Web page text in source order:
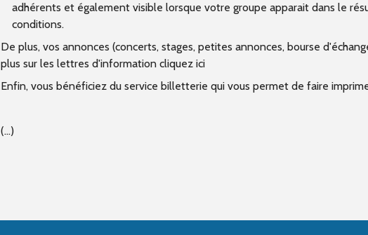
adhérents et également visible lorsque votre groupe apparait dans le
conditions.
De plus, vos annonces (concerts, stages, petites annonces, bourse
plus sur les lettres d'information cliquez ici
Enfin, vous bénéficiez du service billetterie qui vous permet de faire
(...)